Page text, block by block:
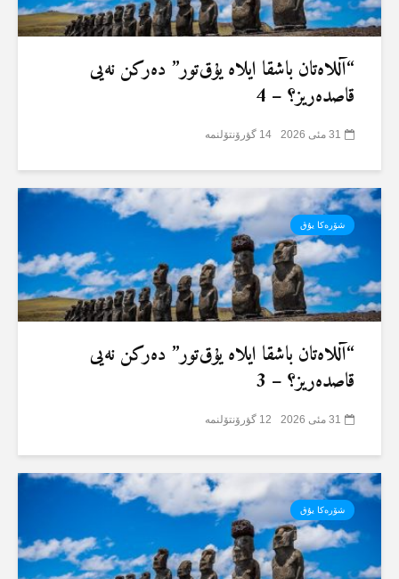
“آللاەتان باشقا ایلاە یۇق‌تور” دەرکن نەیی
قاصدەریز؟ – 4
31 مئی 2026 14 گؤرۆنتۆلنمە
شۆرەکا یۇق
“آللاەتان باشقا ایلاە یۇق‌تور” دەرکن نەیی
قاصدەریز؟ – 3
31 مئی 2026 12 گؤرۆنتۆلنمە
شۆرەکا یۇق